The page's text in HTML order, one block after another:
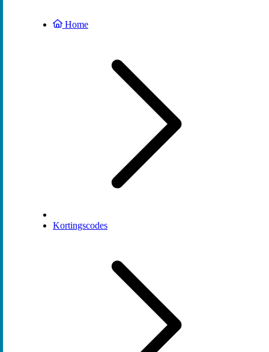
Home
Kortingscodes